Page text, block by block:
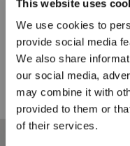
This website uses
We use cookies to
provide social media
We also share
our social media,
may combine it with
provided to them or
of their services.
intelligemment à divers
polyvalence inégalées, pour
technologie TruEdge atteint
1,1 mm, tandis que la
trois jets élimine les taches
innovations offrent un
tracas, pour des vitres